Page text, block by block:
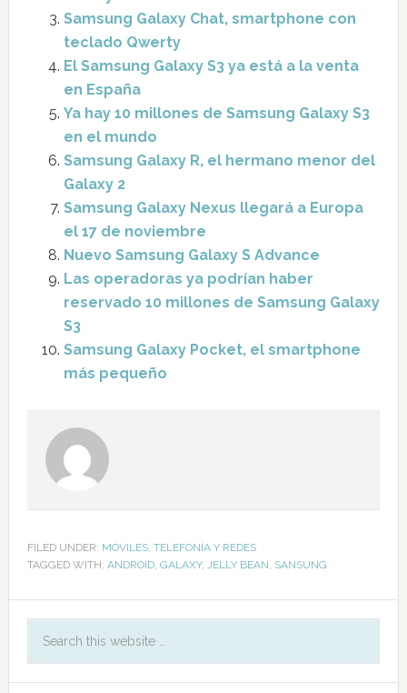
Samsung Galaxy Chat, smartphone con
teclado Qwerty
El Samsung Galaxy S3 ya está a la venta
en España
Ya hay 10 millones de Samsung Galaxy S3
en el mundo
Samsung Galaxy R, el hermano menor del
Galaxy 2
Samsung Galaxy Nexus llegará a Europa
el 17 de noviembre
Nuevo Samsung Galaxy S Advance
Las operadoras ya podrían haber
reservado 10 millones de Samsung Galaxy
S3
Samsung Galaxy Pocket, el smartphone
más pequeño
FILED UNDER: MÓVILES, TELEFONÍA Y REDES
TAGGED WITH: ANDROID, GALAXY, JELLY BEAN, SANSUNG